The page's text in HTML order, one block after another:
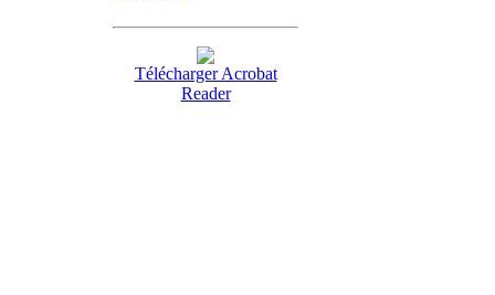
Télécharger Acrobat
Reader